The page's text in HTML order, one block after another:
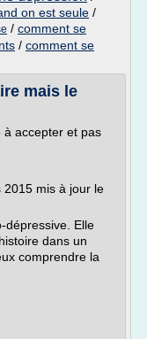
on est seule /
/ comment se
/ comment se
mais le
à accepter et pas
2015 mis à jour le
dépressive. Elle
dans un
comprendre la